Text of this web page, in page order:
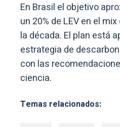
En Brasil el objetivo
un 20% de LEV en el
la década. El plan está
estrategia de
con las
ciencia.
Temas relacionados: